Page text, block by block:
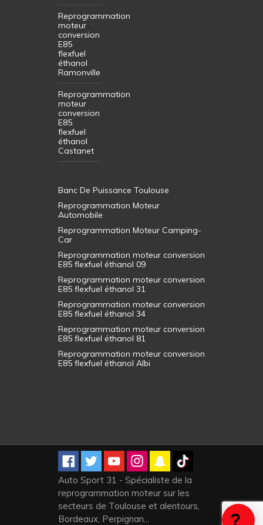
Reprogrammation
moteur
conversion
E85
flexfuel
éthanol
Ramonville
Reprogrammation
moteur
conversion
E85
flexfuel
éthanol
Castanet
Banc De Puissance Toulouse
Reprogrammation Moteur
Automobile
Reprogrammation Moteur Camping-
Car
Reprogrammation moteur conversion
E85 flexfuel éthanol 09
Reprogrammation moteur conversion
E85 flexfuel éthanol 31
Reprogrammation moteur conversion
E85 flexfuel éthanol 34
Reprogrammation moteur conversion
E85 flexfuel éthanol 81
Reprogrammation moteur conversion
E85 flexfuel éthanol Albi
Auto Sport 31 - Spécialiste de la
reprogrammation moteur sur les
secteurs de Toulouse et alentours,
Bordeaux, Perpignan...